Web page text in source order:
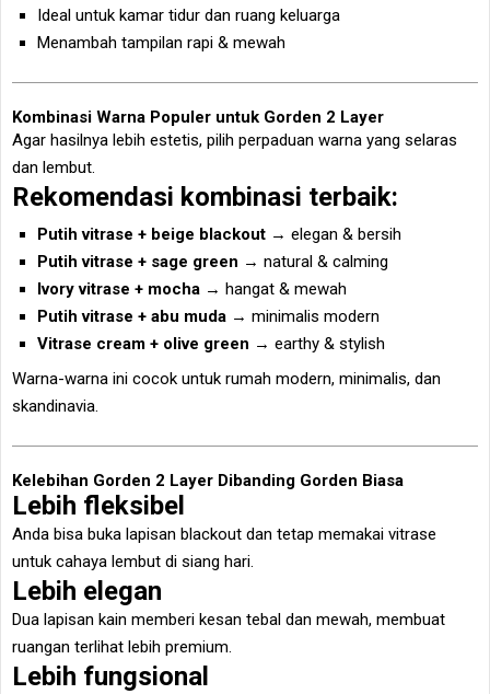
Ideal untuk kamar tidur dan ruang keluarga
Menambah tampilan rapi & mewah
Kombinasi Warna Populer untuk Gorden 2 Layer
Agar hasilnya lebih estetis, pilih perpaduan warna yang selaras
dan lembut.
Rekomendasi kombinasi terbaik:
Putih vitrase + beige blackout→ elegan & bersih
Putih vitrase + sage green → natural & calming
Ivory vitrase + mocha→ hangat & mewah
Putih vitrase + abu muda→ minimalis modern
Vitrase cream + olive green → earthy & stylish
Warna-warna ini cocok untuk rumah modern, minimalis, dan
skandinavia.
Kelebihan Gorden 2 Layer Dibanding Gorden Biasa
Lebih fleksibel
Anda bisa buka lapisan blackout dan tetap memakai vitrase
untuk cahaya lembut di siang hari.
Lebih elegan
Dua lapisan kain memberi kesan tebal dan mewah, membuat
ruangan terlihat lebih premium.
Lebih fungsional